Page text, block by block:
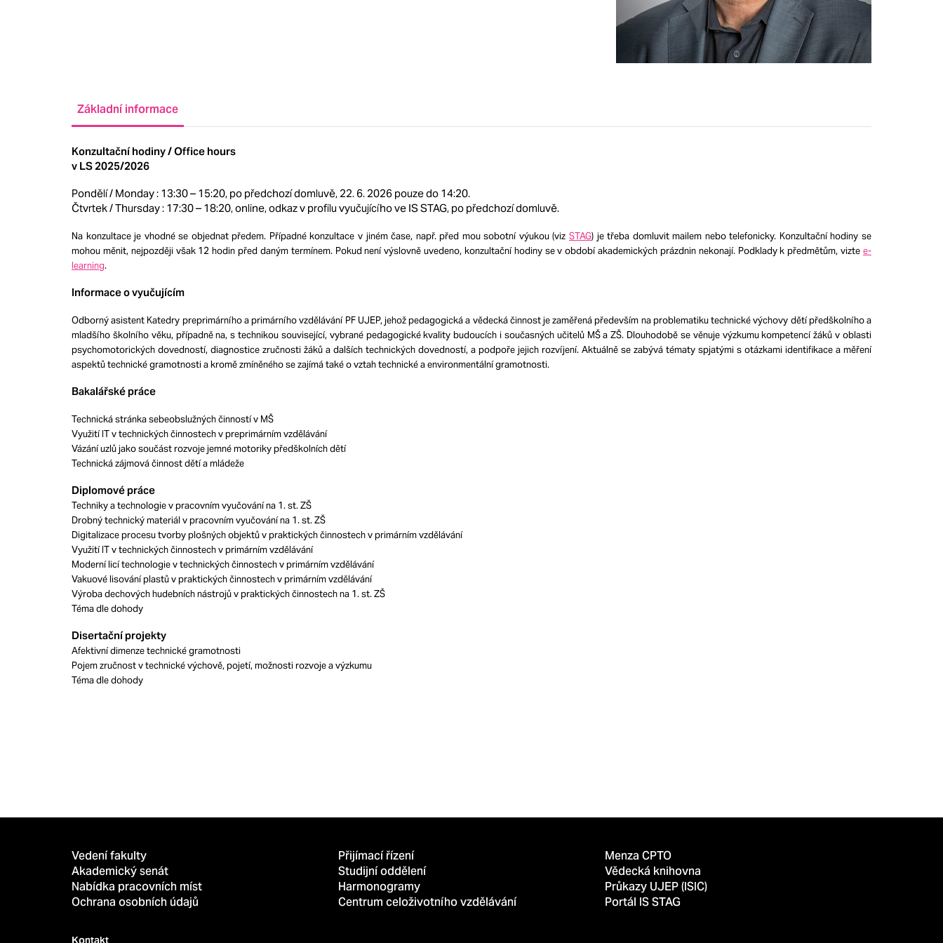
Základní informace
Konzultační hodiny / Office hours
v LS 2025/2026
Pondělí / Monday : 13:30 – 15:20, po předchozí domluvě, 22. 6. 2026 pouze do 14:20.
Čtvrtek / Thursday : 17:30 – 18:20, online, odkaz v profilu vyučujícího ve IS STAG, po předchozí domluvě.
Na konzultace je vhodné se objednat předem. Případné konzultace v jiném čase, např. před mou sobotní výukou (viz STAG) je třeba domluvit mailem nebo telefonicky. Konzultační hodiny se
mohou měnit, nejpozději však 12 hodin před daným termínem. Pokud není výslovně uvedeno, konzultační hodiny se v období akademických prázdnin nekonají. Podklady k předmětům, vizte e-
learning.
Informace o vyučujícím
Odborný asistent Katedry preprimárního a primárního vzdělávání PF UJEP, jehož pedagogická a vědecká činnost je zaměřená především na problematiku technické výchovy dětí předškolního a
mladšího školního věku, případně na, s technikou související, vybrané pedagogické kvality budoucích i současných učitelů MŠ a ZŠ. Dlouhodobě se věnuje výzkumu kompetencí žáků v oblasti
psychomotorických dovedností, diagnostice zručnosti žáků a dalších technických dovedností, a podpoře jejich rozvíjení. Aktuálně se zabývá tématy spjatými s otázkami identifikace a měření
aspektů technické gramotnosti a kromě zmíněného se zajímá také o vztah technické a environmentální gramotnosti.
Bakalářské práce
Technická stránka sebeobslužných činností v MŠ
Využití IT v technických činnostech v preprimárním vzdělávání
Vázání uzlů jako součást rozvoje jemné motoriky předškolních dětí
Technická zájmová činnost dětí a mládeže
Diplomové práce
Techniky a technologie v pracovním vyučování na 1. st. ZŠ
Drobný technický materiál v pracovním vyučování na 1. st. ZŠ
Digitalizace procesu tvorby plošných objektů v praktických činnostech v primárním vzdělávání
Využití IT v technických činnostech v primárním vzdělávání
Moderní licí technologie v technických činnostech v primárním vzdělávání
Vakuové lisování plastů v praktických činnostech v primárním vzdělávání
Výroba dechových hudebních nástrojů v praktických činnostech na 1. st. ZŠ
Téma dle dohody
Disertační projekty
Afektivní dimenze technické gramotnosti
Pojem zručnost v technické výchově, pojetí, možnosti rozvoje a výzkumu
Téma dle dohody
Vedení fakulty
Akademický senát
Nabídka pracovních míst
Ochrana osobních údajů
Přijímací řízení
Studijní oddělení
Harmonogramy
Centrum celoživotního vzdělávání
Menza CPTO
Vědecká knihovna
Průkazy UJEP (ISIC)
Portál IS STAG
Kontakt